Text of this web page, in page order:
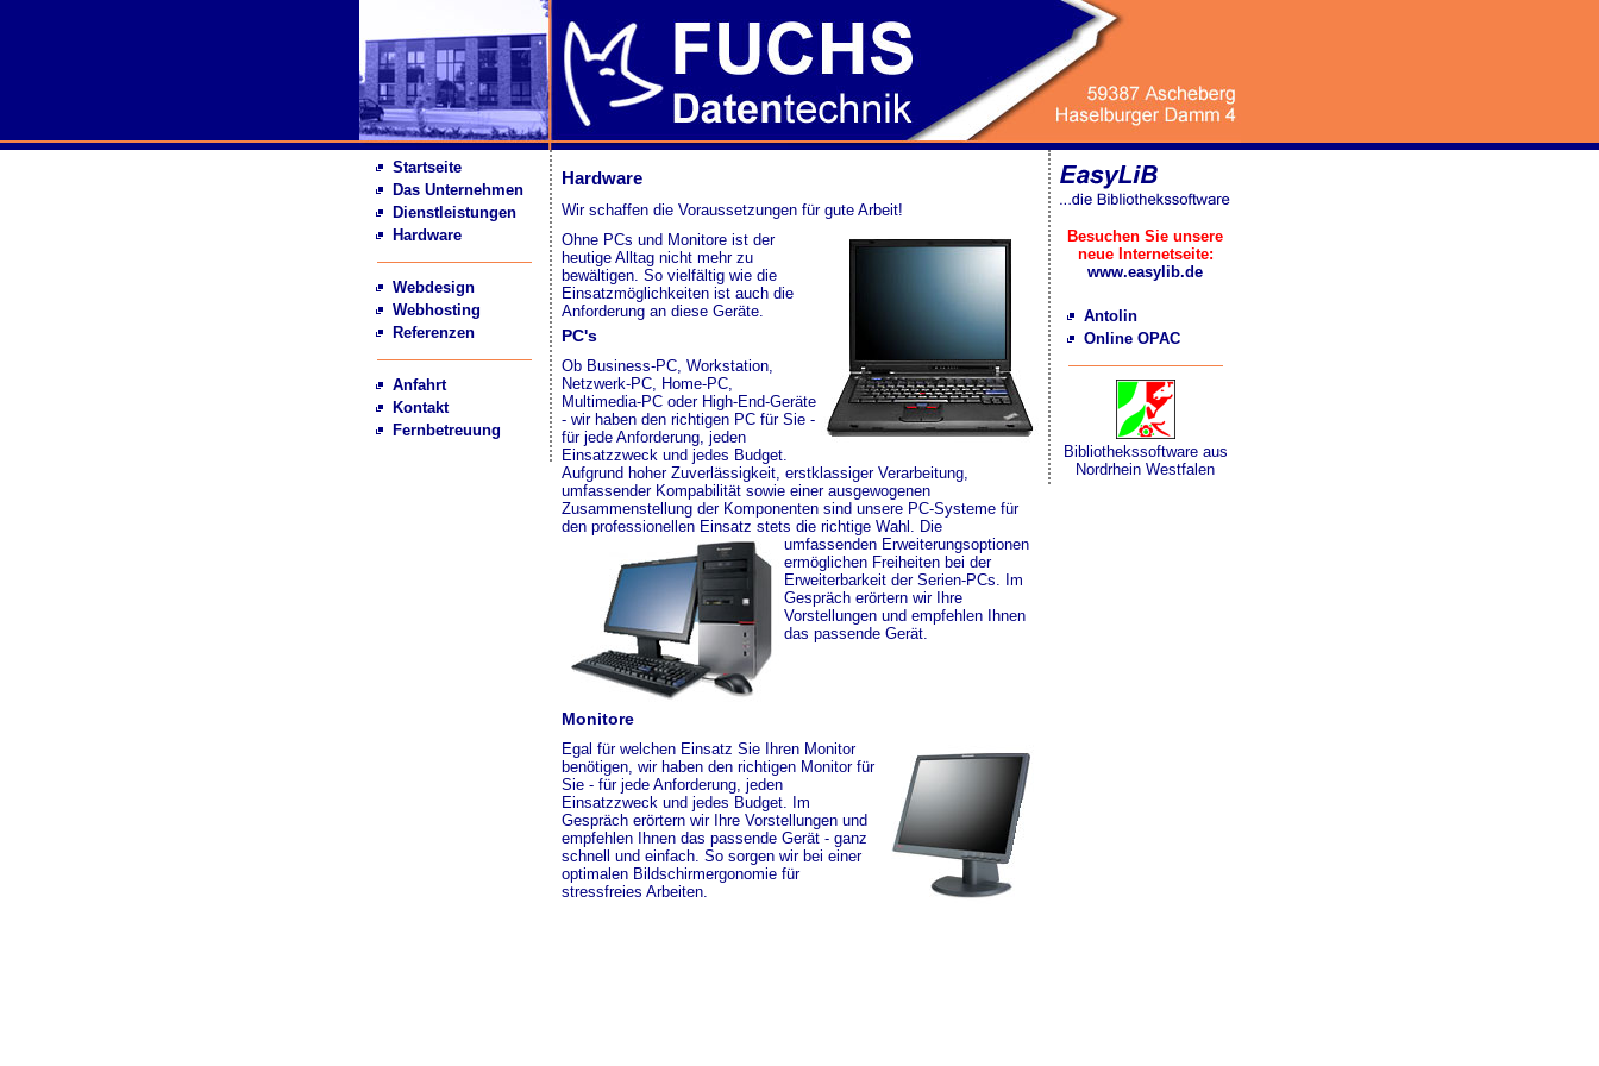
Startseite
Das Unternehmen
Dienstleistungen
Hardware
Webdesign
Webhosting
Referenzen
Anfahrt
Kontakt
Fernbetreuung
Besuchen Sie unsere
neue Internetseite:
www.easylib.de
Antolin
Online OPAC
Bibliothekssoftware aus
Nordrhein Westfalen
Hardware
Wir schaffen die Voraussetzungen für gute Arbeit!
Ohne PCs und Monitore ist der
heutige Alltag nicht mehr zu
bewältigen. So vielfältig wie die
Einsatzmöglichkeiten ist auch die
Anforderung an diese Geräte.
PC's
Ob Business-PC, Workstation,
Netzwerk-PC, Home-PC,
Multimedia-PC oder High-End-Geräte
- wir haben den richtigen PC für Sie -
für jede Anforderung, jeden
Einsatzzweck und jedes Budget.
Aufgrund hoher Zuverlässigkeit, erstklassiger Verarbeitung,
umfassender Kompabilität sowie einer ausgewogenen
Zusammenstellung der Komponenten sind unsere PC-Systeme für
den professionellen Einsatz stets die richtige Wahl. Die
umfassenden Erweiterungsoptionen
ermöglichen Freiheiten bei der
Erweiterbarkeit der Serien-PCs. Im
Gespräch erörtern wir Ihre
Vorstellungen und empfehlen Ihnen
das passende Gerät.
Monitore
Egal für welchen Einsatz Sie Ihren Monitor
benötigen, wir haben den richtigen Monitor für
Sie - für jede Anforderung, jeden
Einsatzzweck und jedes Budget. Im
Gespräch erörtern wir Ihre Vorstellungen und
empfehlen Ihnen das passende Gerät - ganz
schnell und einfach. So sorgen wir bei einer
optimalen Bildschirmergonomie für
stressfreies Arbeiten.